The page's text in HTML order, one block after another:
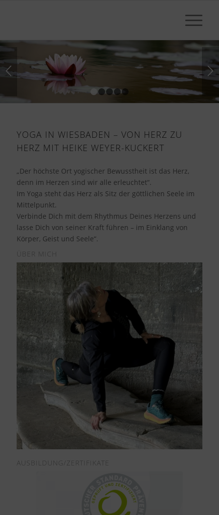
4 5
YOGA IN WIESBADEN – VON HERZ ZU
HERZ MIT HEIKE WEYER-KUCKERT
„Der höchste Ort yogischer Bewusstheit ist das Herz,
denn im Herzen sind wir alle erleuchtet“.
Im Yoga steht das Herz als Sitz der göttlichen Seele im
Mittelpunkt.
Verbinde Dich mit dem Rhythmus Deines Herzens und
lasse Dich von seiner Kraft führen – im Einklang von
Körper, Geist und Seele“.
ÜBER MICH
AUSBILDUNG/ZERTIFIKATE